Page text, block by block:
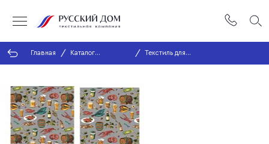
Главная
Каталог
продукции
Текстиль для
кухни